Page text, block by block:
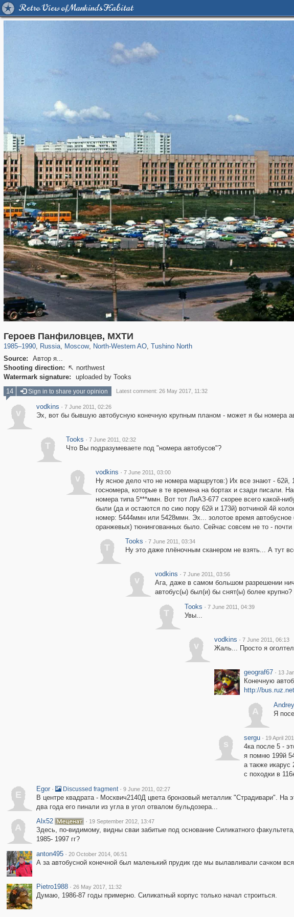
Retro View of Mankind's Habitat
Героев Панфиловцев, МХТИ
1985–1990, Russia
1,407,206 29,248
, Moscow
319,878 8,286
, North-Western AO
8,080 112
, Tushino North
Source:
Автор я...
Shooting direction:  northwest
Watermark signature:
uploaded by Tooks
14 Sign in to share your opinion Latest comment: 26 May 2017, 11:32
v
vodkins · 7 June 2011, 02:26
Эх, вот бы бывшую автобусную конечную крупным планом - может я бы номера
T
Tooks · 7 June 2011, 02:32
Что Вы подразумеваете под "номера автобусов"?
v
vodkins · 7 June 2011, 03:00
Ну ясное дело что не номера маршрутов:) Их все знают - 62й,
госномера, которые в те времена на бортах и сзади писали.
номера типа 5***ммн. Вот тот ЛиАЗ-677 скорее всего какой-
были (да и остаются по сию пору 62й и 173й) вотчиной 4й
номер: 5444ммн или 5428ммн. Эх... золотое время
оранжевых) тюнингованных было. Сейчас совсем не то - почти
T
Tooks · 7 June 2011, 03:34
Ну это даже плёночным сканером не взять... А тут
v
vodkins · 7 June 2011, 03:56
Ага, даже в самом большом разрешении
автобус(ы) был(и) бы снят(ы) более крупно?
T
Tooks · 7 June 2011, 04:39
Увы...
v
vodkins · 7 June 2011, 06:13
Жаль... Просто я
geograf67 · 13
Конечную
http://
A Я
s
sergu · 19 April
4ка после 5 -
я помню 199й
а также
с походки в
E
Egor · Discussed fragment · 9 June 2011, 02:27
В центре квадрата - Москвич2140Д цвета бронзовый металлик "Страдивари". На
два года его пинали из угла в угол отвалом бульдозера...
A
Alx52 · 19 September 2012, 13:47
Здесь, по-видимому, видны сваи забитые под основание Силикатного
1985- 1997 гг?
anton495 · 20 October 2014, 06:51
А за автобусной конечной был маленький прудик где мы вылавливали сачком
Pietro1988 · 26 May 2017, 11:32
Думаю, 1986-87 годы примерно. Силикатный корпус только начал строиться.